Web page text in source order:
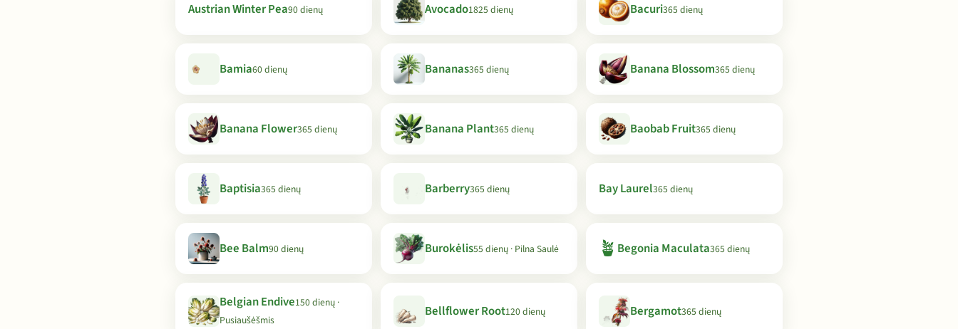
Austrian Winter Pea90 dienų Avocado1825 dienų Bacuri365 dienų
Bamia60 dienų Bananas365 dienų Banana Blossom365 dienų
Banana Flower365 dienų Banana Plant365 dienų Baobab Fruit365 dienų
Baptisia365 dienų Barberry365 dienų Bay Laurel365 dienų
Bee Balm90 dienų Burokėlis55 dienų · Pilna Saulė 🪴 Begonia Maculata365 dienų
Belgian Endive150 dienų ·
Pusiaušėšmis
Bellflower Root120 dienų Bergamot365 dienų